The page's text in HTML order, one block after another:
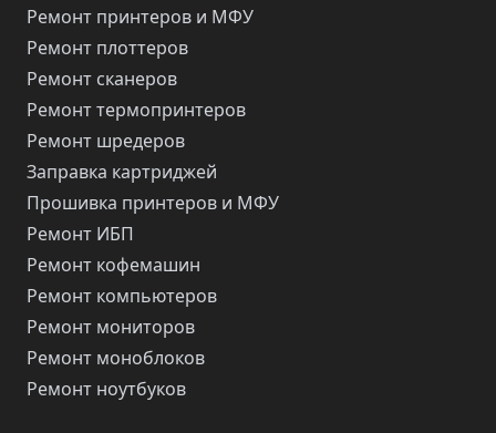
Ремонт принтеров и МФУ
Ремонт плоттеров
Ремонт сканеров
Ремонт термопринтеров
Ремонт шредеров
Заправка картриджей
Прошивка принтеров и МФУ
Ремонт ИБП
Ремонт кофемашин
Ремонт компьютеров
Ремонт мониторов
Ремонт моноблоков
Ремонт ноутбуков